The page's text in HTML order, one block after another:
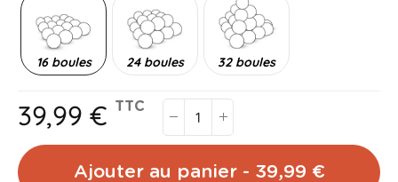
16 boules 24 boules 32 boules
39,99 € TTC
Ajouter au panier - 39,99 €